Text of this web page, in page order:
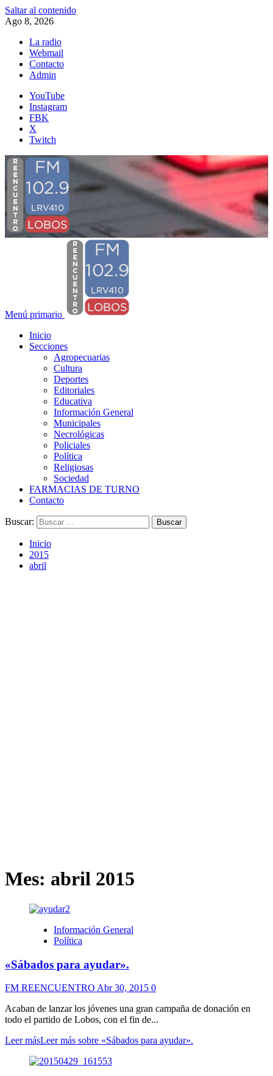
Saltar al contenido
Ago 8, 2026
La radio
Webmail
Contacto
Admin
YouTube
Instagram
FBK
X
Twitch
Menú primario
Inicio
Secciones
Agropecuarias
Cultura
Deportes
Editoriales
Educativa
Información General
Municipales
Necrológicas
Policiales
Política
Religiosas
Sociedad
FARMACIAS DE TURNO
Contacto
Buscar:
Inicio
2015
abril
Mes: abril 2015
Información General
Política
«Sábados para ayudar».
FM REENCUENTRO Abr 30, 2015 0
Acaban de lanzar los jóvenes una gran campaña de donación en
todo el partido de Lobos, con el fin de...
Leer másLeer más sobre «Sábados para ayudar».